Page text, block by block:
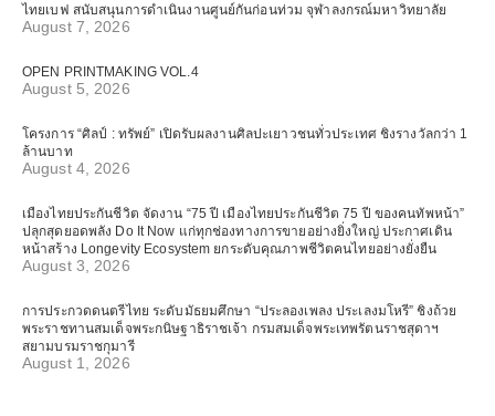
ไทยเบฟ สนับสนุนการดำเนินงานศูนย์กันก่อนท่วม จุฬาลงกรณ์มหาวิทยาลัย
August 7, 2026
OPEN PRINTMAKING VOL.4
August 5, 2026
โครงการ “ศิลป์ : ทรัพย์” เปิดรับผลงานศิลปะเยาวชนทั่วประเทศ ชิงรางวัลกว่า 1
ล้านบาท
August 4, 2026
เมืองไทยประกันชีวิต จัดงาน “75 ปี เมืองไทยประกันชีวิต 75 ปี ของคนทัพหน้า”
ปลุกสุดยอดพลัง Do It Now แก่ทุกช่องทางการขายอย่างยิ่งใหญ่ ประกาศเดิน
หน้าสร้าง Longevity Ecosystem ยกระดับคุณภาพชีวิตคนไทยอย่างยั่งยืน
August 3, 2026
การประกวดดนตรีไทย ระดับมัธยมศึกษา “ประลองเพลง ประเลงมโหรี” ชิงถ้วย
พระราชทานสมเด็จพระกนิษฐาธิราชเจ้า กรมสมเด็จพระเทพรัตนราชสุดาฯ
สยามบรมราชกุมารี
August 1, 2026